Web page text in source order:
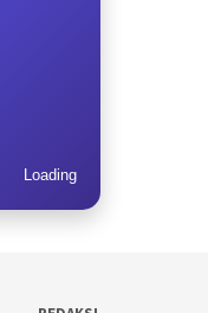
Loading